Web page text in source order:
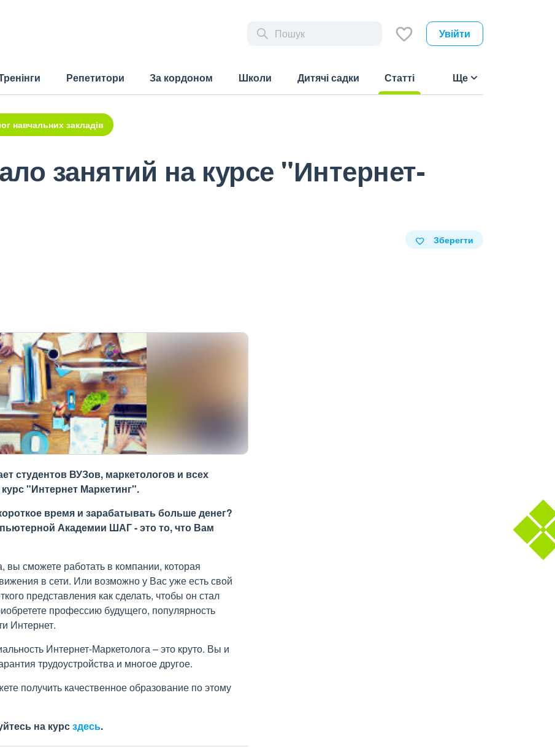
Увійти
Репетитори За кордоном Школи Дитячі садки
Статті
Ще
навчальних закладів
занятий на курсе "Интернет-
Зберегти
студентов ВУЗов, маркетологов и всех
"Интернет Маркетинг".
время и зарабатывать больше денег?
Академии ШАГ - это то, что Вам
вы сможете работать в компании, которая
в сети. Или возможно у Вас уже есть свой
представления как сделать, чтобы он стал
профессию будущего, популярность
Интернет.
Интернет-Маркетолога – это круто. Вы и
трудоустройства и многое другое.
получить качественное образование по этому
на курсздесь.